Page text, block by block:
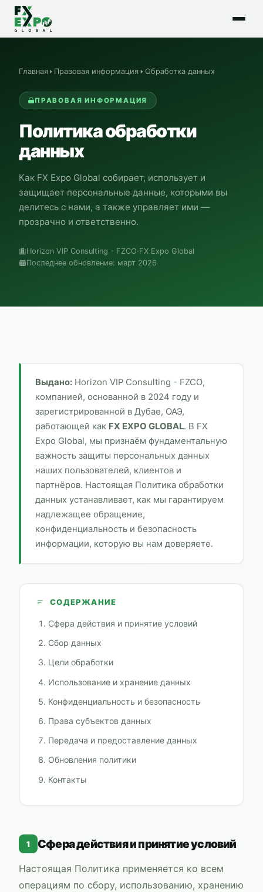
Главная Правовая информация Обработка данных
ПРАВОВАЯ ИНФОРМАЦИЯ
Политика обработки
данных
Как FX Expo Global собирает, использует и
защищает персональные данные, которыми вы
делитесь с нами, а также управляет ими —
прозрачно и ответственно.
Horizon VIP Consulting - FZCO·FX Expo Global
Последнее обновление: март 2026
Выдано: Horizon VIP Consulting - FZCO,
компанией, основанной в 2024 году и
зарегистрированной в Дубае, ОАЭ,
работающей как FX EXPO GLOBAL. В FX
Expo Global, мы признаём фундаментальную
важность защиты персональных данных
наших пользователей, клиентов и
партнёров. Настоящая Политика обработки
данных устанавливает, как мы гарантируем
надлежащее обращение,
конфиденциальность и безопасность
информации, которую вы нам доверяете.
СОДЕРЖАНИЕ
Сфера действия и принятие условий
Сбор данных
Цели обработки
Использование и хранение данных
Конфиденциальность и безопасность
Права субъектов данных
Передача и предоставление данных
Обновления политики
Контакты
1 Сфера действия и принятие условий
Настоящая Политика применяется ко всем
операциям по сбору, использованию, хранению